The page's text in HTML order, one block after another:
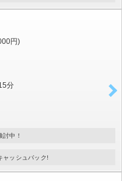
円)
分
討中！
ャッシュバック!